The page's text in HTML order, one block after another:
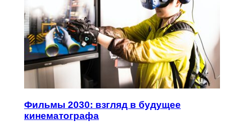
Фильмы 2030: взгляд в будущее
кинематографа